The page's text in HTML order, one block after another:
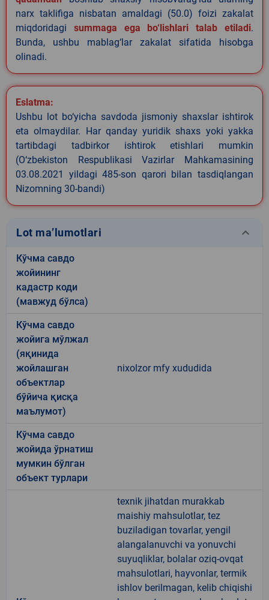
narx taklifiga nisbatan amaldagi (50.0) foizi zakalat
miqdoridagi summaga ega bo‘lishlari talab etiladi.
Bunda, ushbu mablag‘lar zakalat sifatida hisobga
olinadi.
Eslatma:
Ushbu lot bo‘yicha savdoda jismoniy shaxslar ishtirok
eta olmaydilar. Har qanday yuridik shaxs yoki yakka
tartibdagi tadbirkor ishtirok etishlari mumkin
(O‘zbekiston Respublikasi Vazirlar Mahkamasining
03.08.2021 yildagi 485-son qarori bilan tasdiqlangan
Nizomning 30-bandi)
Lot ma’lumotlari keyboard_arrow_down
Кўчма савдо
жойининг
кадастр коди
(мавжуд бўлса)
Кўчма савдо
жойига мўлжал
(яқинида
жойлашган
объектлар
бўйича қисқа
маълумот)
nixolzor mfy xududida
Кўчма савдо
жойида ўрнатиш
мумкин бўлган
объект турлари
texnik jihatdan murakkab
maishiy mahsulotlar, tez
buziladigan tovarlar, yengil
alangalanuvchi va yonuvchi
suyuqliklar, bolalar oziq-ovqat
mahsulotlari, hayvonlar, termik
ishlov berilmagan, kelib chiqishi